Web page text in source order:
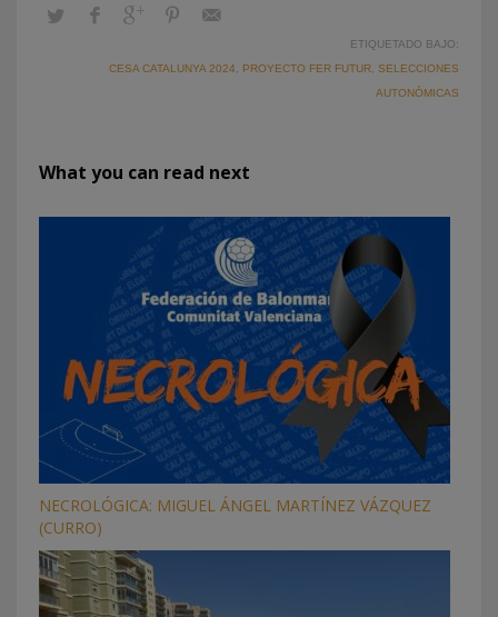
ETIQUETADO BAJO:
CESA CATALUNYA 2024
PROYECTO FER FUTUR SELECCIONES
AUTONÓMICAS
What you can read next
NECROLÓGICA: MIGUEL ÁNGEL MARTÍNEZ VÁZQUEZ
(CURRO)